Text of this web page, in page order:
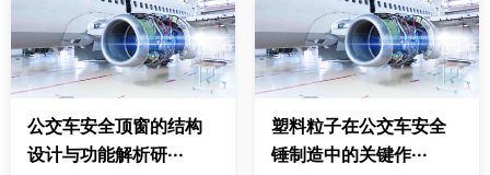
公交车安全顶窗的结构
设计与功能解析研···
塑料粒子在公交车安全
锤制造中的关键作···